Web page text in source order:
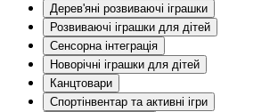
Дерев'яні розвиваючі іграшки
Розвиваючі іграшки для дітей
Сенсорна інтеграція
Новорічні іграшки для дітей
Канцтовари
Спортінвентар та активні ігри